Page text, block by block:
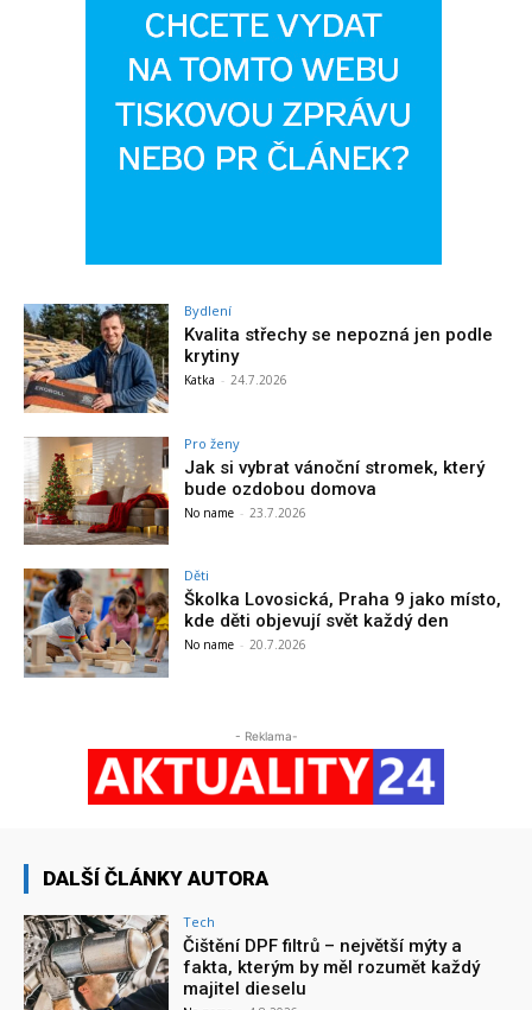
Bydlení
Kvalita střechy se nepozná jen podle
krytiny
Katka - 24.7.2026
Pro ženy
Jak si vybrat vánoční stromek, který
bude ozdobou domova
No name - 23.7.2026
Děti
Školka Lovosická, Praha 9 jako místo,
kde děti objevují svět každý den
No name - 20.7.2026
- Reklama-
DALŠÍ ČLÁNKY AUTORA
Tech
Čištění DPF filtrů – největší mýty a
fakta, kterým by měl rozumět každý
majitel dieselu